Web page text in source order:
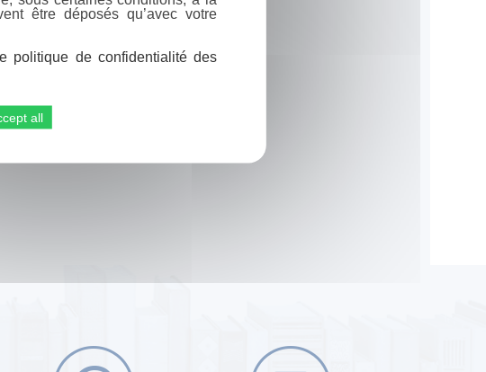
être déposés qu’avec votre
politique de confidentialité des
all